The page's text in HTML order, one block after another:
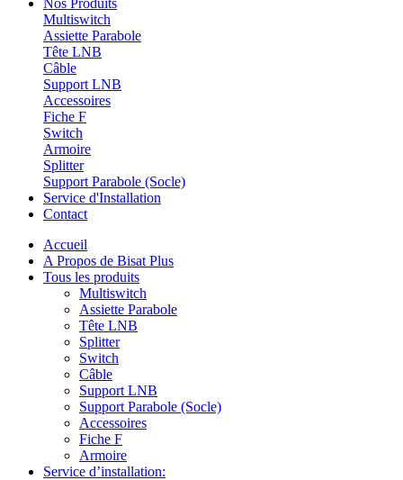
Nos Produits
Multiswitch
Assiette Parabole
Tête LNB
Câble
Support LNB
Accessoires
Fiche F
Switch
Armoire
Splitter
Support Parabole (Socle)
Service d'Installation
Contact
Accueil
A Propos de Bisat Plus
Tous les produits
Multiswitch
Assiette Parabole
Tête LNB
Splitter
Switch
Câble
Support LNB
Support Parabole (Socle)
Accessoires
Fiche F
Armoire
Service d’installation: